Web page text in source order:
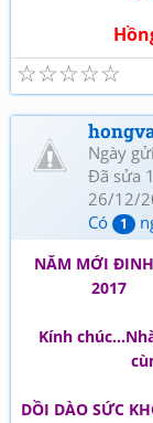
Hồng
☆
☆
☆
☆
☆
Ngày
Đã sửa
26/12/
Có
1
NĂM MỚI
2017
Kính
cùng
DỒI DÀO SỨC